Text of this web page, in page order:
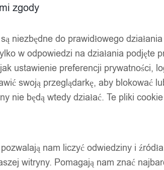
od umowy. Najprościej jest to
poza zwykłe sprawdzenie (tak jak w
zgody
niezbędne do prawidłowego
w odpowiedzi na działania podjęte
ustawienie preferencji prywatności,
swoją przeglądarkę, aby blokować
nie będą wtedy działać. Te pliki
nam liczyć odwiedziny i
witryny. Pomagają nam znać